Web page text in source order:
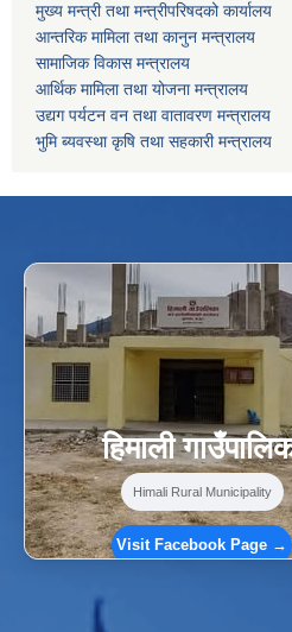
मुख्य मन्त्री तथा मन्त्रीपरिषदको कार्यालय
आन्तरिक मामिला तथा कानुन मन्त्रालय
सामाजिक विकास मन्त्रालय
आर्थिक मामिला तथा योजना मन्त्रालय
उद्यग पर्यटन वन तथा वातावरण मन्त्रालय
भुमि ब्यवस्था कृषि तथा सहकारी मन्त्रालय
f Facebook
हिमाली
Himali Rural Municipality
Visit Facebook Page →